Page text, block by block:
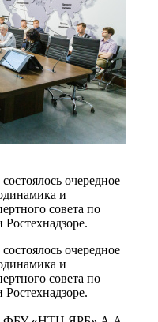
очередное
и
совета по
очередное
и
совета по